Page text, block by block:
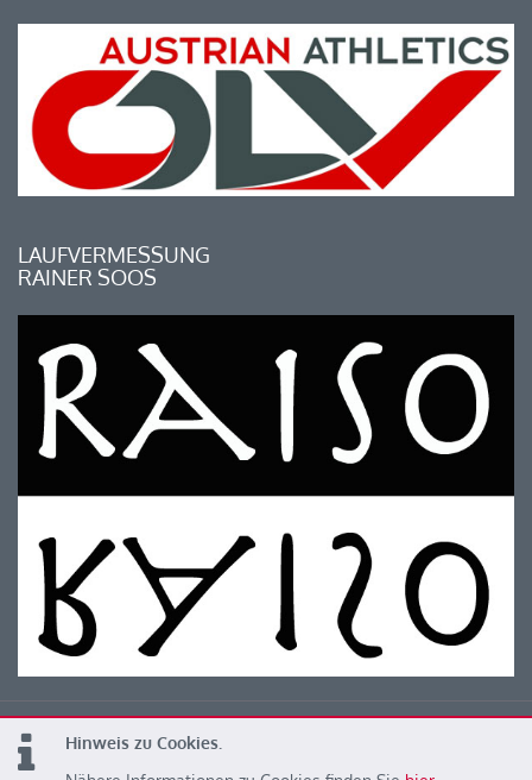
Hinweis zu Cookies.
LAUFVERMESSUNG
RAINER SOOS
© 2026 Kärntner Leichtathletik Verband